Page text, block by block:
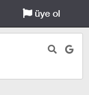
üye ol